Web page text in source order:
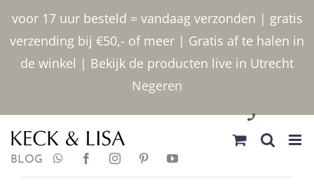
voor 17 uur besteld = vandaag verzonden | gratis
verzending bij €50,- of meer | Gratis af te halen in
de winkel | Bekijk de producten live in Utrecht
Negeren
inhoud
030 2400000
BLOG